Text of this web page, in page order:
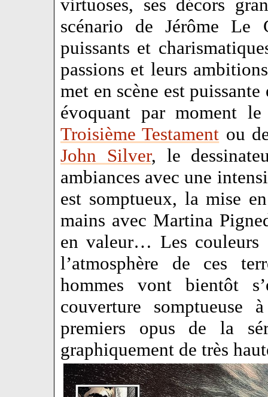
virtuoses, ses décors
scénario de Jérôme Le
puissants et
passions et leurs
met en scène est
évoquant par moment
Troisième Testament ou
John Silver, le
ambiances avec une
est somptueux, la mise
mains avec Martina
en valeur… Les couleurs
l’atmosphère de ces
hommes vont bientôt
couverture
premiers opus de la
graphiquement de très